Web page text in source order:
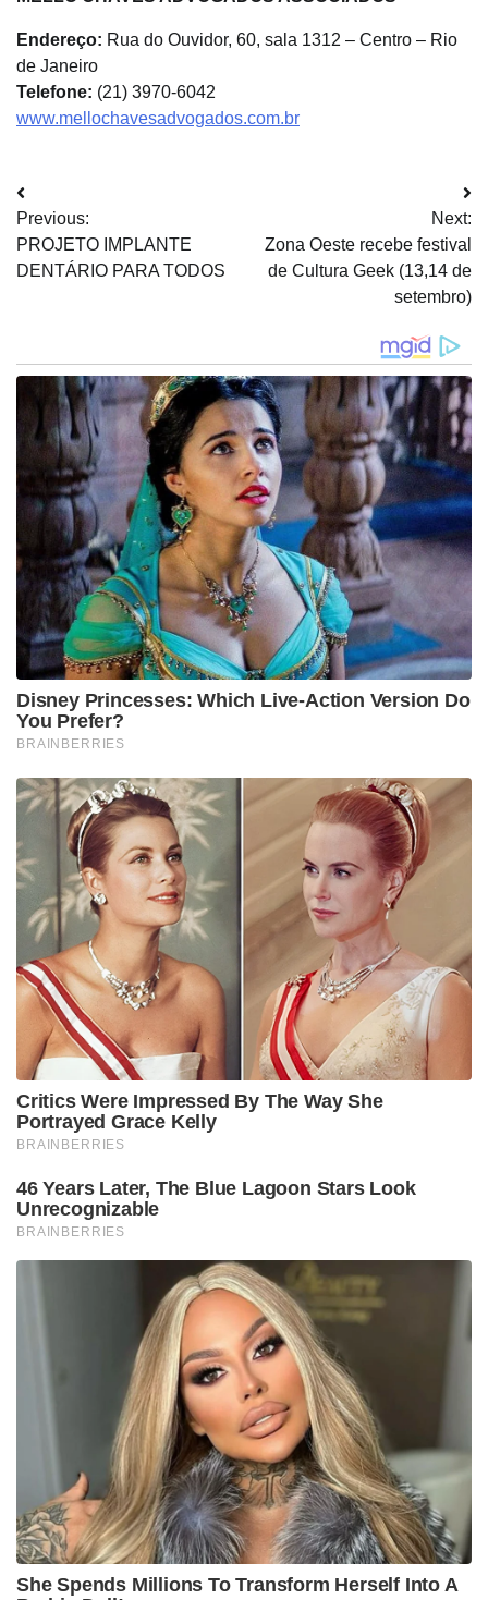
Endereço: Rua do Ouvidor, 60, sala 1312 – Centro – Rio
de Janeiro
Telefone: (21) 3970-6042
www.mellochavesadvogados.com.br
Navegação
de
Post
Previous:
PROJETO IMPLANTE
DENTÁRIO PARA TODOS
Next:
Zona Oeste recebe festival
de Cultura Geek (13,14 de
setembro)